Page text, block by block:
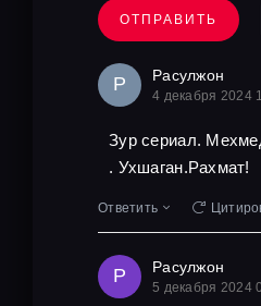
ОТПРАВИТЬ
Р Расулжон
4 декабря 2024
Зур сериал.
. Ухшаган.Рахмат!
Ответить
Р Расулжон
5 декабря 2024